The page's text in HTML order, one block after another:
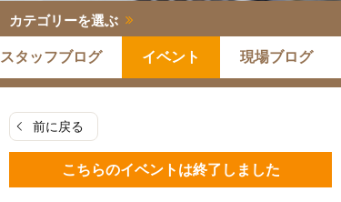
カテゴリーを選ぶ
スタッフブログ イベント 現場ブログ
前に戻る
こちらのイベントは終了しました